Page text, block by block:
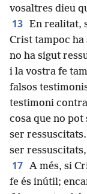
vosaltres dieu
13 En realitat,
Crist tampoc
no ha sigut
i la vostra fe
falsos
testimoni
cosa que no pot
ser ressuscitats.
ser
17 A més, si
fe és inútil;